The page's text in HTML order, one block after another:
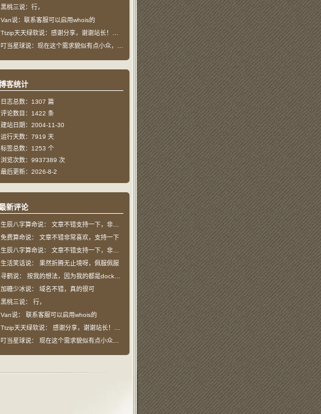
黑桃三说：行，
Van说：联系客服可以启用whois的
Ttzip天天绿软说：感谢分享，谢谢站长！！已收藏
叮当星球说：现在这个需求貌似有点小众，不过...
客统计
日志总数：1307 篇
评论数目：1422 条
建站日期：2004-11-30
运行天数：7919 天
标签总数：1253 个
浏览次数：9937389 次
最后更新：2026-8-2
新评论
生辰八字算命说： 文章不错支持一下，非常喜欢
免费算命说： 文章不错非常喜欢，支持一下
生辰八字算命说： 文章不错支持一下，非常喜欢
生活笑话说： 果然折腾无止境呀，佩服佩服
寻鹤说： 按我的想法，因为我的都是docker容器…
加糖少冰说： 域名不错，真的很可
黑桃三说： 行，
Van说： 联系客服可以启用whois的
Ttzip天天绿软说： 感谢分享，谢谢站长！！已收藏
叮当星球说： 现在这个需求貌似有点小众，不过工具类我也…